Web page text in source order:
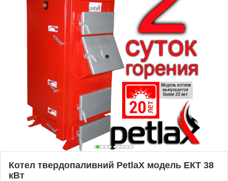
Котел твердопаливний PetlaX модель ЕКТ 38
кВт